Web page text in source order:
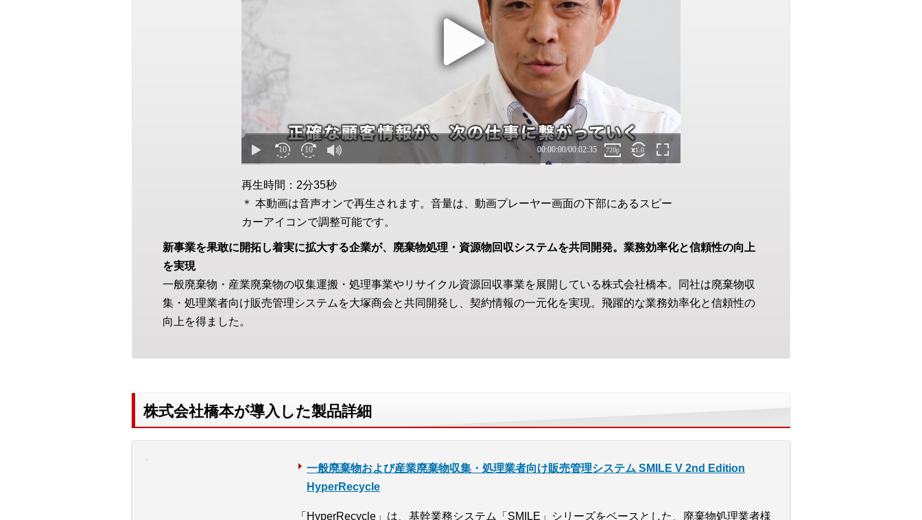
再生時間：2分35秒
＊ 本動画は音声オンで再生されます。音量は、動画プレーヤー画面の下部にあるスピー
カーアイコンで調整可能です。
新事業を果敢に開拓し着実に拡大する企業が、廃棄物処理・資源物回収システムを共同開発。業務効率化と信頼性の向上
を実現
一般廃棄物・産業廃棄物の収集運搬・処理事業やリサイクル資源回収事業を展開している株式会社橋本。同社は廃棄物収
集・処理業者向け販売管理システムを大塚商会と共同開発し、契約情報の一元化を実現。飛躍的な業務効率化と信頼性の
向上を得ました。
株式会社橋本が導入した製品詳細
一般廃棄物および産業廃棄物収集・処理業者向け販売管理システム SMILE V 2nd Edition
HyperRecycle
「HyperRecycle」は、基幹業務システム「SMILE」シリーズをベースとした、廃棄物処理業者様